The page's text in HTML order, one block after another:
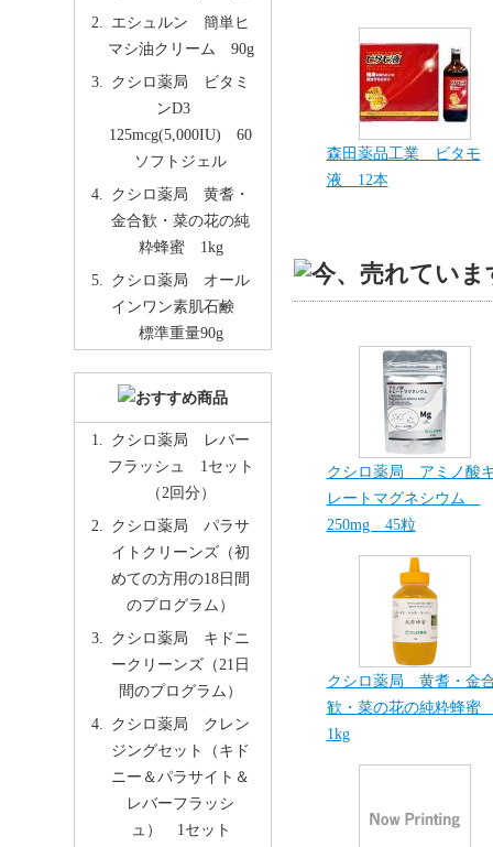
森田薬品工業 ビタモ
液 12本
クシロ薬局 アミノ酸
レートマグネシウム
250mg 45粒
クシロ薬局 黄耆・金
歓・菜の花の純粋蜂
1kg
エシュルン 簡単ヒ
マシ油クリーム 90g
クシロ薬局 ビタミ
ンD3
125mcg(5,000IU) 60
ソフトジェル
クシロ薬局 黄耆・
金合歓・菜の花の純
粋蜂蜜 1kg
クシロ薬局 オール
インワン素肌石鹸
標準重量90g
クシロ薬局 レバー
フラッシュ 1セット
（2回分）
クシロ薬局 パラサ
イトクリーンズ（初
めての方用の18日間
のプログラム）
クシロ薬局 キドニ
ークリーンズ（21日
間のプログラム）
クシロ薬局 クレン
ジングセット（キド
ニー＆パラサイト＆
レバーフラッシ
ュ） 1セット